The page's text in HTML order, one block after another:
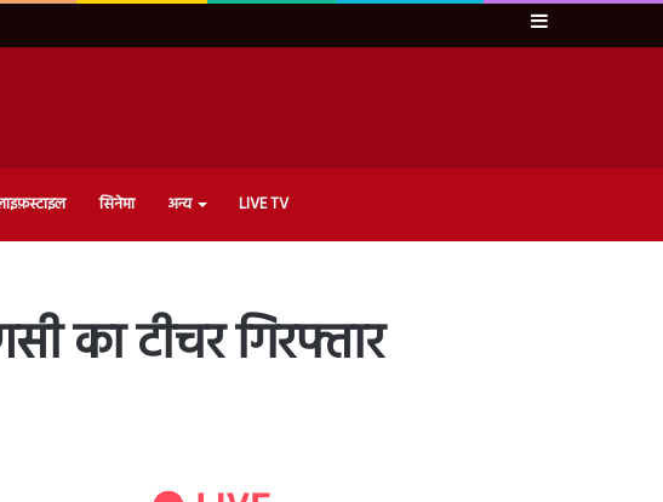
Sidebar
सिनेमा अन्य LIVE TV
का टीचर गिरफ्तार